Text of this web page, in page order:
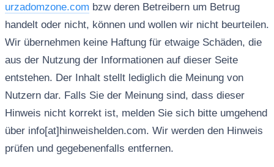
urzadomzone.com bzw deren Betreibern um Betrug
handelt oder nicht, können und wollen wir nicht beurteilen.
Wir übernehmen keine Haftung für etwaige Schäden, die
aus der Nutzung der Informationen auf dieser Seite
entstehen. Der Inhalt stellt lediglich die Meinung von
Nutzern dar. Falls Sie der Meinung sind, dass dieser
Hinweis nicht korrekt ist, melden Sie sich bitte umgehend
über info[at]hinweishelden.com. Wir werden den Hinweis
prüfen und gegebenenfalls entfernen.